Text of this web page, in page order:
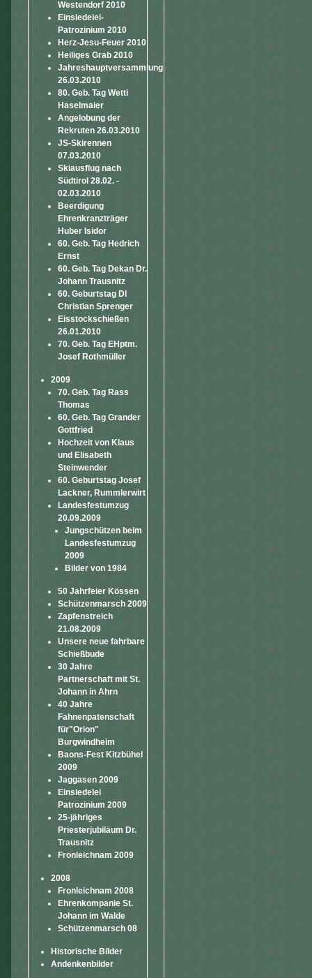
Westendorf 2010
Einsiedelei-
Patrozinium 2010
Herz-Jesu-Feuer 2010
Heiliges Grab 2010
Jahreshauptversammlung
26.03.2010
80. Geb. Tag Wetti
Haselmaier
Angelobung der
Rekruten 26.03.2010
JS-Skirennen
07.03.2010
Skiausflug nach
Südtirol 28.02. -
02.03.2010
Beerdigung
Ehrenkranzträger
Huber Isidor
60. Geb. Tag Hedrich
Ernst
60. Geb. Tag Dekan Dr.
Johann Trausnitz
60. Geburtstag DI
Christian Sprenger
Eisstockschießen
26.01.2010
70. Geb. Tag EHptm.
Josef Rothmüller
2009
70. Geb. Tag Rass
Thomas
60. Geb. Tag Grander
Gottfried
Hochzeit von Klaus
und Elisabeth
Steinwender
60. Geburtstag Josef
Lackner, Rummlerwirt
Landesfestumzug
20.09.2009
Jungschützen beim
Landesfestumzug
2009
Bilder von 1984
50 Jahrfeier Kössen
Schützenmarsch 2009
Zapfenstreich
21.08.2009
Unsere neue fahrbare
Schießbude
30 Jahre
Partnerschaft mit St.
Johann in Ahrn
40 Jahre
Fahnenpatenschaft
für"Orion"
Burgwindheim
Baons-Fest Kitzbühel
2009
Jaggasen 2009
Einsiedelei
Patrozinium 2009
25-jähriges
Priesterjubiläum Dr.
Trausnitz
Fronleichnam 2009
2008
Fronleichnam 2008
Ehrenkompanie St.
Johann im Walde
Schützenmarsch 08
Historische Bilder
Andenkenbilder